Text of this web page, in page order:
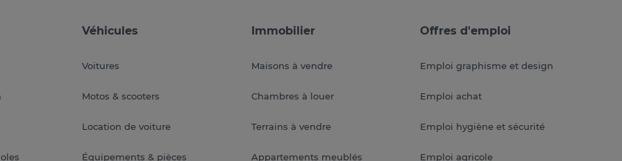
Véhicules
Voitures
Motos & scooters
Location de voiture
Équipements & pièces
Immobilier
Maisons à vendre
Chambres à louer
Terrains à vendre
Appartements meublés
Offres d'emploi
Emploi graphisme et design
Emploi achat
Emploi hygiène et sécurité
Emploi agricole